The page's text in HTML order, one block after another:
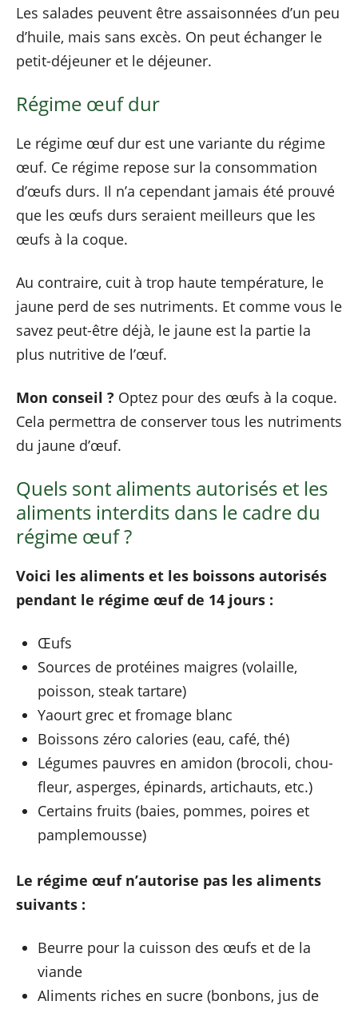
Les salades peuvent être assaisonnées d’un peu
d’huile, mais sans excès. On peut échanger le
petit-déjeuner et le déjeuner.
Régime œuf dur
Le régime œuf dur est une variante du régime
œuf. Ce régime repose sur la consommation
d’œufs durs. Il n’a cependant jamais été prouvé
que les œufs durs seraient meilleurs que les
œufs à la coque.
Au contraire, cuit à trop haute température, le
jaune perd de ses nutriments. Et comme vous le
savez peut-être déjà, le jaune est la partie la
plus nutritive de l’œuf.
Mon conseil ? Optez pour des œufs à la coque.
Cela permettra de conserver tous les nutriments
du jaune d’œuf.
Quels sont aliments autorisés et les
aliments interdits dans le cadre du
régime œuf ?
Voici les aliments et les boissons autorisés
pendant le régime œuf de 14 jours :
Œufs
Sources de protéines maigres (volaille,
poisson, steak tartare)
Yaourt grec et fromage blanc
Boissons zéro calories (eau, café, thé)
Légumes pauvres en amidon (brocoli, chou-
fleur, asperges, épinards, artichauts, etc.)
Certains fruits (baies, pommes, poires et
pamplemousse)
Le régime œuf n’autorise pas les aliments
suivants :
Beurre pour la cuisson des œufs et de la
viande
Aliments riches en sucre (bonbons, jus de